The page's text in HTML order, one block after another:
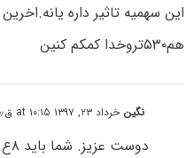
این سهمیه تاثیر داره
هم۵۳۰تروخدا کمکم کنین
نگین خرداد ۲۳, ۱۳۹۷ at ۱۰:۱۵ ق٫ظ